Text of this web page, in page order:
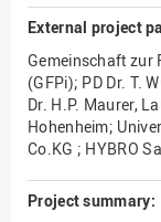
External project
Gemeinschaft zur
(GFPi); PD Dr. T.
Dr. H.P. Maurer,
Hohenheim;
Co.KG ; HYBRO
Project summary: